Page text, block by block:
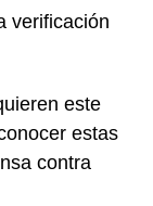
verificación
este
estas
contra